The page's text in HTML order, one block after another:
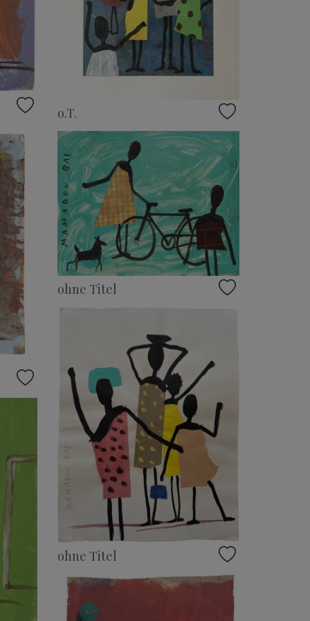
o.T.
ohne Titel
ohne Titel